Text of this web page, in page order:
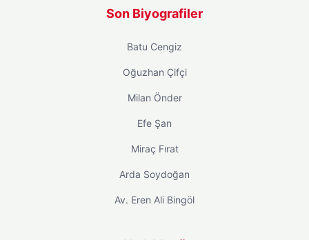
Son Biyografiler
Batu Cengiz
Oğuzhan Çifçi
Milan Önder
Efe Şan
Miraç Fırat
Arda Soydoğan
Av. Eren Ali Bingöl